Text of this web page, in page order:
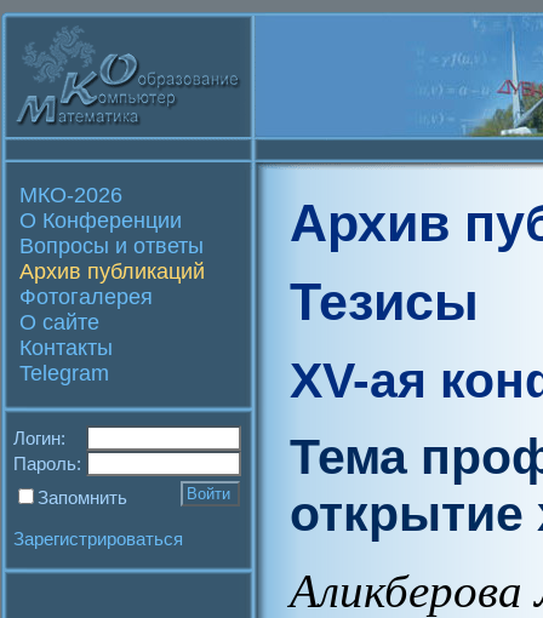
МКО-2026
О Конференции
Вопросы и ответы
Архив публикаций
Фотогалерея
О сайте
Контакты
Telegram
Логин:
Пароль:
Запомнить
Зарегистрироваться
Архив
Тезисы
XV-ая
Тема
открытие